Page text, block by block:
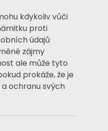
kdykoliv vůči
proti
údajů
zájmy
ale může tyto
prokáže, že je
ochranu svých